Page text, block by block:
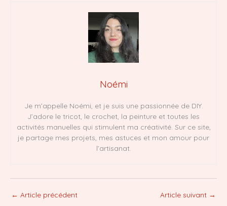
Noémi
Je m’appelle Noémi, et je suis une passionnée de DIY.
J’adore le tricot, le crochet, la peinture et toutes les
activités manuelles qui stimulent ma créativité. Sur ce site,
je partage mes projets, mes astuces et mon amour pour
l’artisanat.
← Article précédent Article suivant →